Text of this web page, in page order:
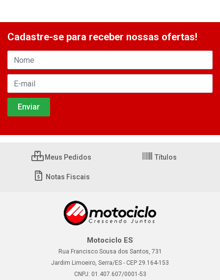
Cadastre-se para receber nossas ofertas!
Meus Pedidos Títulos
Notas Fiscais
Motociclo ES
Rua Francisco Sousa dos Santos, 731
Jardim Limoeiro, Serra/ES - CEP 29.164-153
CNPJ: 01.407.607/0001-53